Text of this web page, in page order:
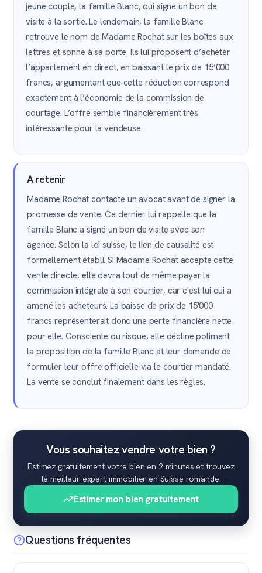
jeune couple, la famille Blanc, qui signe un bon de
visite à la sortie. Le lendemain, la famille Blanc
retrouve le nom de Madame Rochat sur les boîtes aux
lettres et sonne à sa porte. Ils lui proposent d’acheter
l’appartement en direct, en baissant le prix de 15’000
francs, argumentant que cette réduction correspond
exactement à l’économie de la commission de
courtage. L’offre semble financièrement très
intéressante pour la vendeuse.
A retenir
Madame Rochat contacte un avocat avant de signer la
promesse de vente. Ce dernier lui rappelle que la
famille Blanc a signé un bon de visite avec son
agence. Selon la loi suisse, le lien de causalité est
formellement établi. Si Madame Rochat accepte cette
vente directe, elle devra tout de même payer la
commission intégrale à son courtier, car c'est lui qui a
amené les acheteurs. La baisse de prix de 15'000
francs représenterait donc une perte financière nette
pour elle. Consciente du risque, elle décline poliment
la proposition de la famille Blanc et leur demande de
formuler leur offre officielle via le courtier mandaté.
La vente se conclut finalement dans les règles.
Vous souhaitez vendre votre bien ?
Estimez gratuitement votre bien en 2 minutes et trouvez
le meilleur expert immobilier en Suisse romande.
Estimer mon bien gratuitement
Questions fréquentes